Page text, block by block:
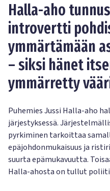
Halla-aho
introvertti
ymmärtämään
– siksi hänet
ymmärretty
Puhemies Jussi Halla-aho
järjestyksessä.
pyrkiminen tarkoittaa
epäjohdonmukaisuus ja
suurta epämukavuutta.
Halla-ahosta on tullut